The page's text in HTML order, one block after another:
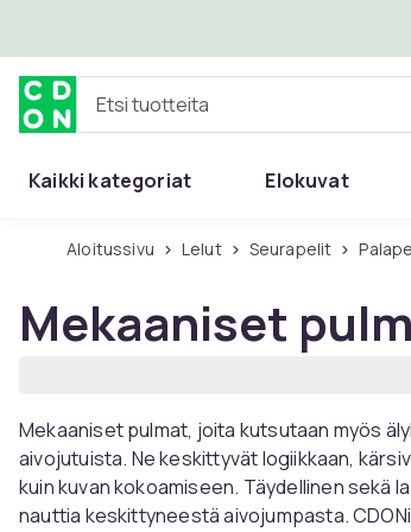
Etsi tuotteita
Kaikki kategoriat Elokuvat
Aloitussivu Lelut Seurapelit
Mekaaniset
Mekaaniset pulmat, joita kutsutaan myös
aivojutuista. Ne keskittyvät logiikkaan,
kuin kuvan kokoamiseen. Täydellinen sekä
nauttia keskittyneestä aivojumpasta.